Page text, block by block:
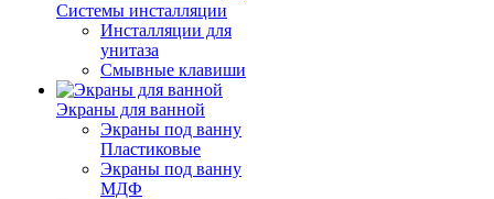
Системы инсталляции
Инсталляции для
унитаза
Смывные клавиши
Экраны для ванной
Экраны под ванну
Пластиковые
Экраны под ванну
МДФ